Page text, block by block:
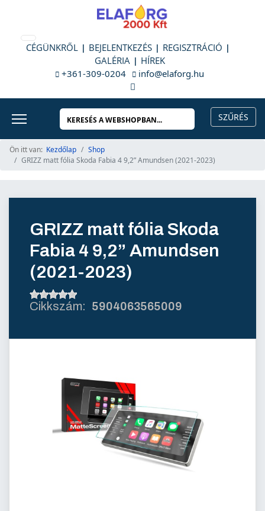
CÉGÜNKRŐL BEJELENTKEZÉS
REGISZTRÁCIÓ
GALÉRIA
HÍREK
+361-309-0204
info@elaforg.hu
Ön itt van: Kezdőlap
Shop
GRIZZ matt fólia Skoda Fabia 4 9,2” Amundsen (2021-2023)
GRIZZ matt fólia Skoda
Fabia 4 9,2” Amundsen
(2021-2023)
5904063565009